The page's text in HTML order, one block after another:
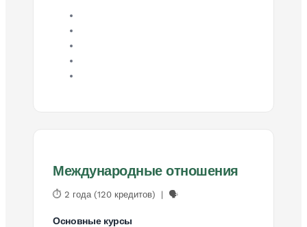
Международные отношения
⏱ 2 года (120 кредитов) | 🗣
Основные курсы